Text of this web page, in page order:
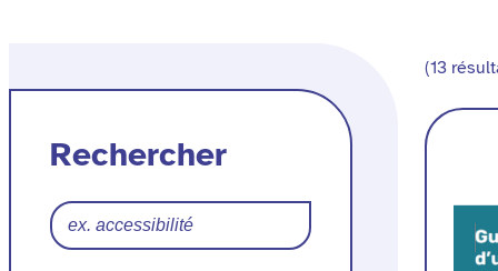
Filtres
des
ressources
Rechercher
une
(13